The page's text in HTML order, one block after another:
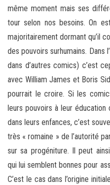
même moment mais ses
tour selon nos besoins. On
majoritairement dormant qu’il
des pouvoirs surhumains. Dans
dans d’autres comics) c’est
avec William James et Boris
pourrait le croire. Si les
leurs pouvoirs à leur
dans leurs enfances, c’est
très « romaine » de l’autorité
sur sa progéniture. Il peut
qui lui semblent bonnes pour
C’est le cas dans l’origine